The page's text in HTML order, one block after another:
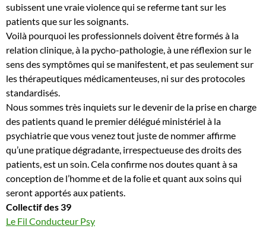
subissent une vraie violence qui se referme tant sur les
patients que sur les soignants.
Voilà pourquoi les professionnels doivent être formés à la
relation clinique, à la pycho-pathologie, à une réflexion sur le
sens des symptômes qui se manifestent, et pas seulement sur
les thérapeutiques médicamenteuses, ni sur des protocoles
standardisés.
Nous sommes très inquiets sur le devenir de la prise en charge
des patients quand le premier délégué ministériel à la
psychiatrie que vous venez tout juste de nommer affirme
qu’une pratique dégradante, irrespectueuse des droits des
patients, est un soin. Cela confirme nos doutes quant à sa
conception de l’homme et de la folie et quant aux soins qui
seront apportés aux patients.
Collectif des 39
Le Fil Conducteur Psy